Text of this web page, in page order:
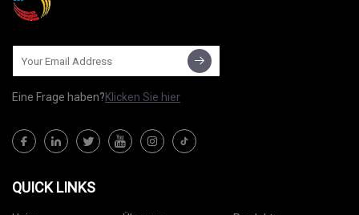
Eine Frage haben?Klicken Sie hier
QUICK LINKS